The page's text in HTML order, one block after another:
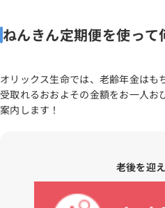
ねんきん定期便を使って
オリックス生命では、老齢年金はも
受取れるおおよその金額をお一人お
案内します！
老後を迎